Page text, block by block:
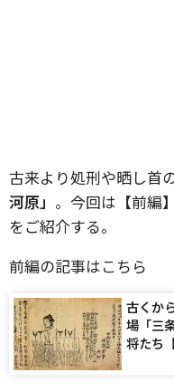
古来より処刑や晒し首
河原」 。今回は【前編
をご紹介する。
前編の記事はこちら
古くか
場「三
将たち